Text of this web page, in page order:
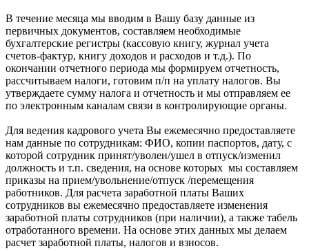
В течение месяца мы вводим в Вашу базу данные из
первичных документов, составляем необходимые
бухгалтерские регистры (кассовую книгу, журнал учета
счетов-фактур, книгу доходов и расходов и т.д.). По
окончании отчетного периода мы формируем отчетность,
рассчитываем налоги, готовим п/п на уплату налогов. Вы
утверждаете сумму налога и отчетность и мы отправляем ее
по электронным каналам связи в контролирующие органы.
Для ведения кадрового учета Вы ежемесячно предоставляете
нам данные по сотрудникам: ФИО, копии паспортов, дату, с
которой сотрудник принят/уволен/ушел в отпуск/изменил
должность и т.п. сведения, на основе которых мы составляем
приказы на прием/увольнение/отпуск /перемещения
работников. Для расчета заработной платы Ваших
сотрудников вы ежемесячно предоставляете изменения
заработной платы сотрудников (при наличии), а также табель
отработанного времени. На основе этих данных мы делаем
расчет заработной платы, налогов и взносов.